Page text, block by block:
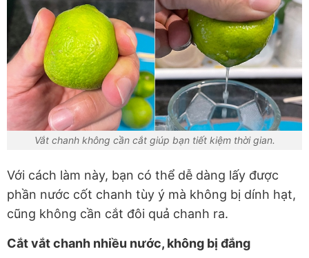
Vắt chanh không cần cắt giúp bạn tiết kiệm thời gian.
Với cách làm này, bạn có thể dễ dàng lấy được
phần nước cốt chanh tùy ý mà không bị dính hạt,
cũng không cần cắt đôi quả chanh ra.
Cắt vắt chanh nhiều nước, không bị đắng